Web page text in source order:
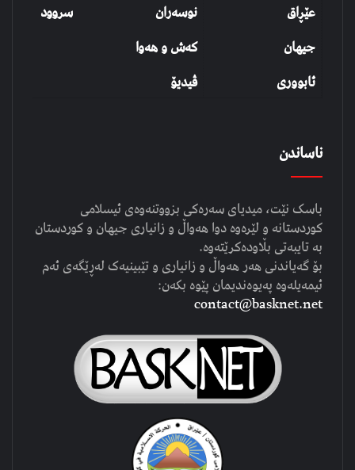
عێڕاق
جیهان
ئابووری
نوسەران
کەش و هەوا
ڤیدیۆ
سروود
ناساندن
باسک نێت، میدیای سەرەکی بزووتنەوەی ئیسلامی
کوردستانە و لێرەوە دوا هەواڵ و زانیاری جیهان و کوردستان
بە تایبەتی بڵاودەکرێتەوە.
بۆ گەیاندنی هەر هەواڵ و زانیاری و تێبینیەک لەڕێگەی ئەم
ئیمەیلەوە پەیوەندیمان پێوە بکەن:
contact@basknet.net